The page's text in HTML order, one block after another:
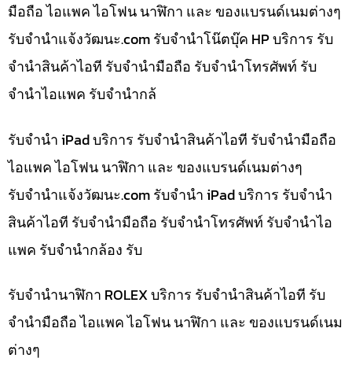
มือถือ ไอแพค ไอโฟน นาฬิกา และ ของแบรนด์เนมต่างๆ
รับจํานําแจ้งวัฒนะ.com รับจำนำโน๊ตบุ๊ค HP บริการ รับ
จำนำสินค้าไอที รับจำนำมือถือ รับจำนำโทรศัพท์ รับ
จำนำไอแพค รับจำนำกล้
รับจำนำ iPad บริการ รับจำนำสินค้าไอที รับจำนำมือถือ
ไอแพค ไอโฟน นาฬิกา และ ของแบรนด์เนมต่างๆ
รับจํานําแจ้งวัฒนะ.com รับจำนำ iPad บริการ รับจำนำ
สินค้าไอที รับจำนำมือถือ รับจำนำโทรศัพท์ รับจำนำไอ
แพค รับจำนำกล้อง รับ
รับจำนำนาฬิกา ROLEX บริการ รับจำนำสินค้าไอที รับ
จำนำมือถือ ไอแพค ไอโฟน นาฬิกา และ ของแบรนด์เนม
ต่างๆ